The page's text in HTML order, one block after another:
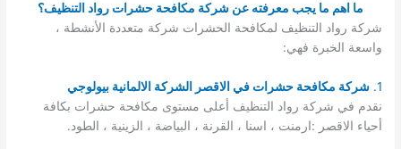
ما اهم ما يجب معرفته عن شركة مكافحة حشرات رواد التنظيف؟
شركة رواد التنظيف لمكافحة الحشرات شركة متعددة الأنشطة ،
واسعة الخبرة فهي:
1. شركة مكافحة حشرات في الاقصر الشركة الالمانية بيولوجي
نقدم في شركة رواد التنظيف أعلى مستوى مكافحة حشرات بكافة
أحياء الاقصر :ارمنت ، اسنا ، القرنة ، البياضة ، الزينية ، الطود.